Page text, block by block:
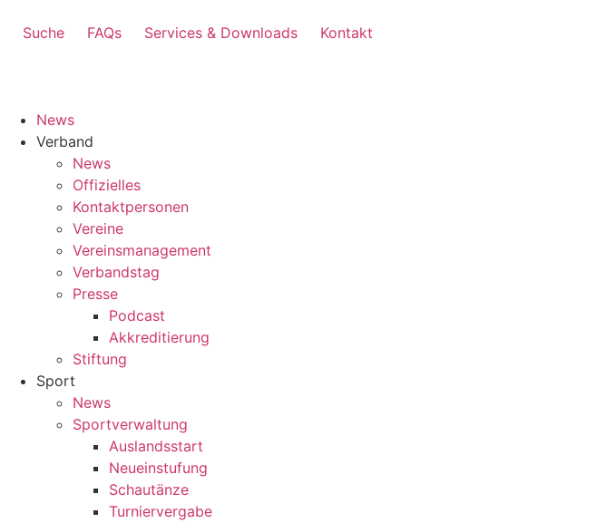
Suche FAQs Services & Downloads Kontakt
News
Verband
News
Offizielles
Kontaktpersonen
Vereine
Vereinsmanagement
Verbandstag
Presse
Podcast
Akkreditierung
Stiftung
Sport
News
Sportverwaltung
Auslandsstart
Neueinstufung
Schautänze
Turniervergabe